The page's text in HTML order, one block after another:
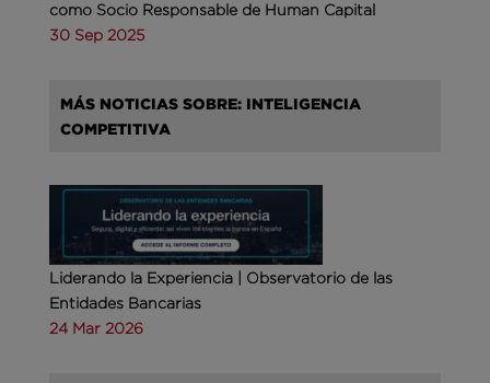
como Socio Responsable de Human Capital
30 Sep 2025
MÁS NOTICIAS SOBRE: INTELIGENCIA
COMPETITIVA
Liderando la Experiencia | Observatorio de las
Entidades Bancarias
24 Mar 2026